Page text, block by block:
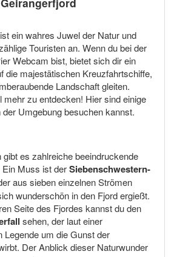
ein wahres Juwel der Natur und
Touristen an. Wenn du bei der
Webcam bist, bietet sich dir ein
die majestätischen Kreuzfahrtschiffe,
Landschaft gleiten.
mehr zu entdecken! Hier sind einige
der Umgebung besuchen kannst.
gibt es zahlreiche beeindruckende
Ein Muss ist derSiebenschwestern-
aus sieben einzelnen Strömen
wunderschön in den Fjord ergießt.
Seite des Fjordes kannst du den
sehen, der laut einer
Legende um die Gunst der
Der Anblick dieser Naturwunder